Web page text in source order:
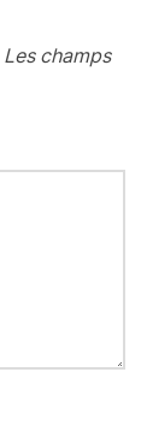
Les champs